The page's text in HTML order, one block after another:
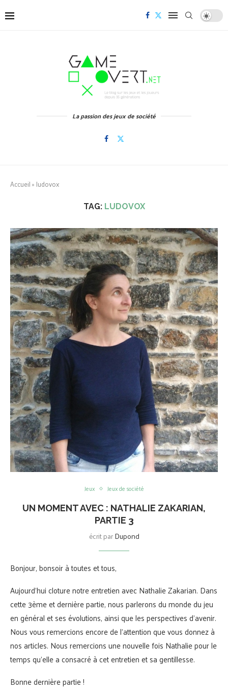
La passion des jeux de société
Accueil» ludovox
TAG: LUDOVOX
Jeux Jeux de société
UN MOMENT AVEC : NATHALIE ZAKARIAN,
PARTIE 3
écrit parDupond
Bonjour, bonsoir à toutes et tous,
Aujourd’hui cloture notre entretien avec Nathalie Zakarian. Dans
cette 3ème et dernière partie, nous parlerons du monde du jeu
en général et ses évolutions, ainsi que les perspectives d’avenir.
Nous vous remercions encore de l’attention que vous donnez à
nos articles. Nous remercions une nouvelle fois Nathalie pour le
temps qu’elle a consacré à cet entretien et sa gentillesse.
Bonne dernière partie !